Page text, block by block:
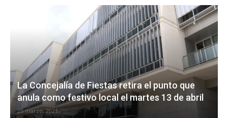
La Concejalía de Fiestas retira el punto que
anula como festivo local el martes 13 de abril
25 marzo, 2021